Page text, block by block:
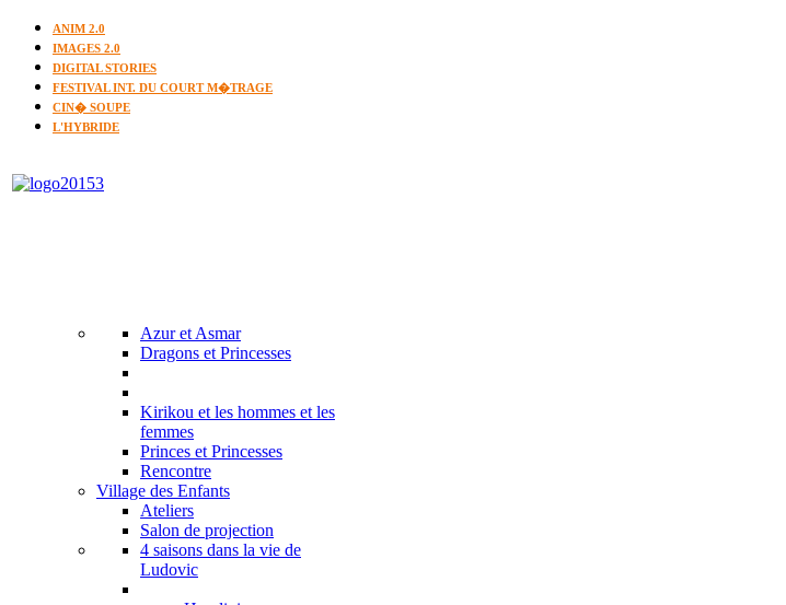
ANIM 2.0
IMAGES 2.0
DIGITAL STORIES
FESTIVAL INT. DU COURT M�TRAGE
CIN� SOUPE
L'HYBRIDE
Azur et Asmar
Dragons et Princesses
Kirikou et les hommes et les
femmes
Princes et Princesses
Rencontre
Village des Enfants
Ateliers
Salon de projection
4 saisons dans la vie de
Ludovic